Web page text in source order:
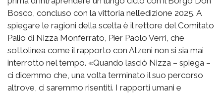
Bosco, concluso con la vittoria nell’edizione 2025. A
spiegare le ragioni della scelta è il rettore del Comitato
Palio di Nizza Monferrato, Pier Paolo Verri, che
sottolinea come il rapporto con Atzeni non si sia mai
interrotto nel tempo. «Quando lasciò Nizza – spiega –
ci dicemmo che, una volta terminato il suo percorso
altrove, ci saremmo risentiti. I rapporti umani e